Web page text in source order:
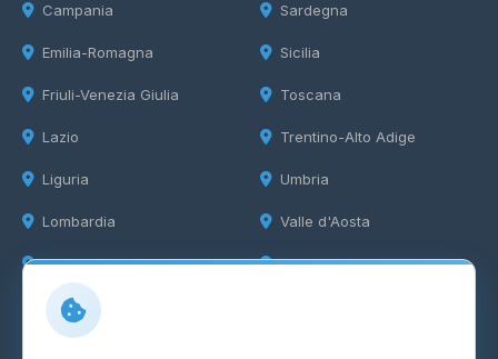
Campania
Emilia-Romagna
Friuli-Venezia Giulia
Lazio
Liguria
Lombardia
Marche
Sardegna
Sicilia
Toscana
Trentino-Alto Adige
Umbria
Valle d'Aosta
Veneto
Info